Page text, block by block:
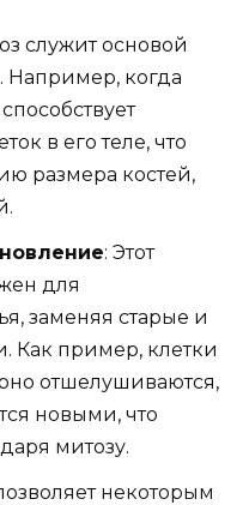
служит основой
Например, когда
в его теле, что
размера костей,
: Этот
для
заменяя старые и
Как пример, клетки
отшелушиваются,
новыми, что
митозу.
некоторым